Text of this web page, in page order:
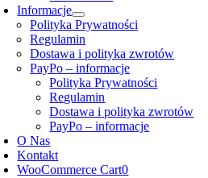
Informacje
Polityka Prywatności
Regulamin
Dostawa i polityka zwrotów
PayPo – informacje
Polityka Prywatności
Regulamin
Dostawa i polityka zwrotów
PayPo – informacje
O Nas
Kontakt
WooCommerce Cart0